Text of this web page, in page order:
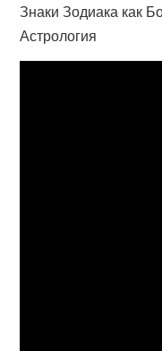
Знаки Зодиака как
Астрология